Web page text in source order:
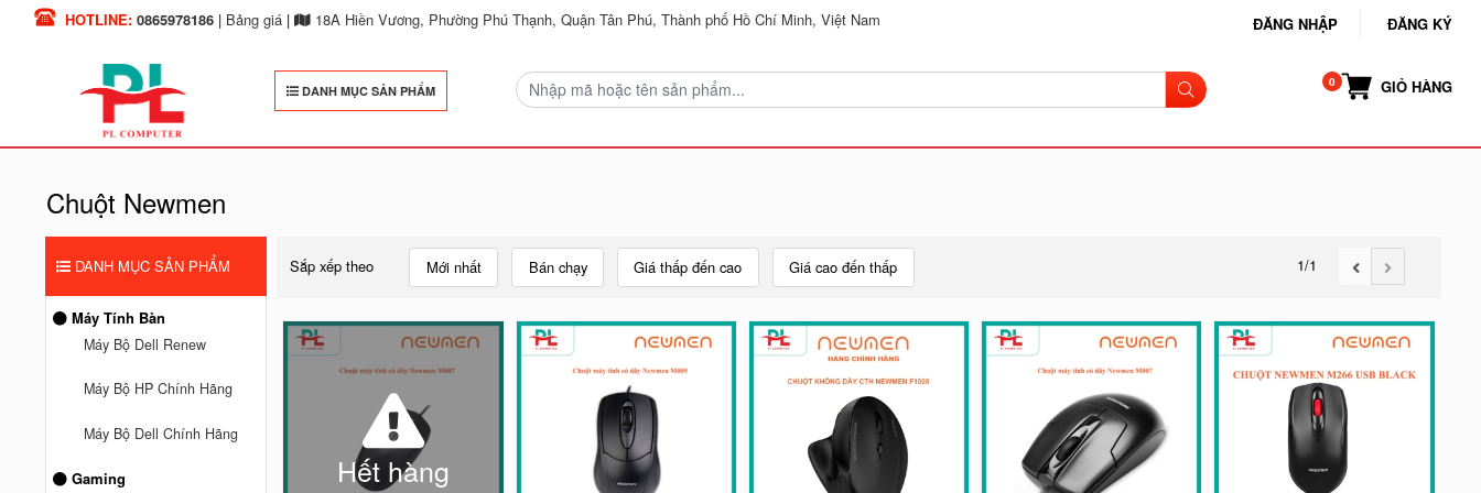
HOTLINE: 0865978186| Bảng giá| 18A Hiền Vương, Phường Phú Thạnh, Quận Tân Phú, Thành phố Hồ Chí Minh, Việt Nam ĐĂNG NHẬP ĐĂNG KÝ
DANH MỤC SẢN PHẨM GIỎ HÀNG
Chuột Newmen
DANH MỤC SẢN PHẨM
Máy Tính Bàn
Máy Bộ Dell Renew
Máy Bộ HP Chính Hãng
Máy Bộ Dell Chính Hãng
Gaming
Sắp xếp theo Mới nhất Bán chạy Giá thấp đến cao Giá cao đến thấp 1/1
Hết hàng